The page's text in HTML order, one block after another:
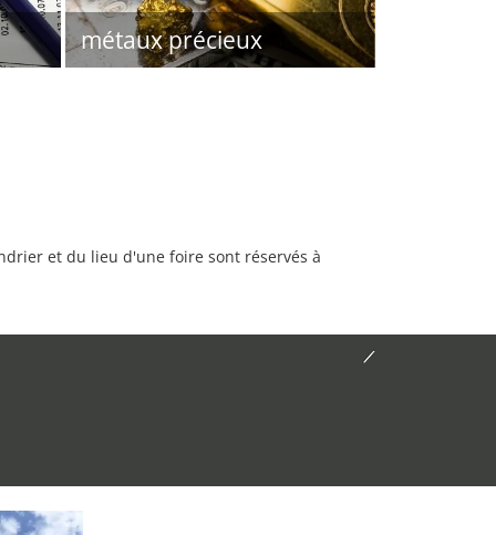
métaux précieux
et du lieu d'une foire sont réservés à